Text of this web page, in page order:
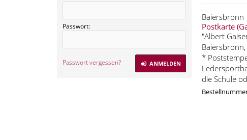
Baiersbronn
Postkarte
"Albert
*
die Schule
Passwort:
Passwort vergessen? ANMELDEN